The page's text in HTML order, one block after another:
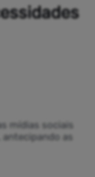
mídias sociais
as